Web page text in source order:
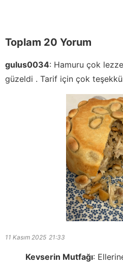
Toplam 20 Yorum
gulus0034: Hamuru çok
güzeldi . Tarif için çok
11 Kasım 2025 21:33
Kevserin Mutfağı: